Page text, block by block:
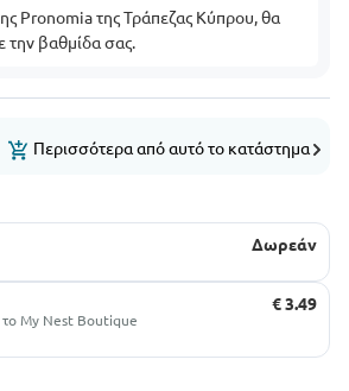
Pronomia της Τράπεζας Κύπρου, θα
την βαθμίδα σας.
Περισσότερα από αυτό το κατάστημα
Δωρεάν
My Nest Boutique
€ 3.49